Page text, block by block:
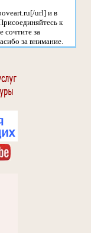
url] и в
к
сочтите за
за внимание.